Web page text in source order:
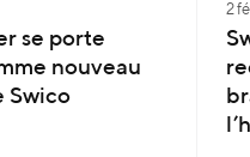
se porte
nouveau
Swico
2